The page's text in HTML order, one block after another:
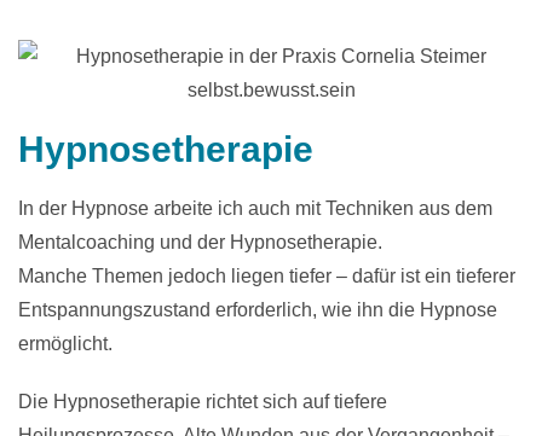
Hypnosetherapie
In der Hypnose arbeite ich auch mit Techniken aus dem
Mentalcoaching und der Hypnosetherapie.
Manche Themen jedoch liegen tiefer – dafür ist ein tieferer
Entspannungszustand erforderlich, wie ihn die Hypnose
ermöglicht.
Die Hypnosetherapie richtet sich auf tiefere